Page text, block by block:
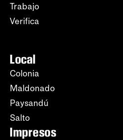
Trabajo
Verifica
Local
Colonia
Maldonado
Paysandú
Salto
Impresos